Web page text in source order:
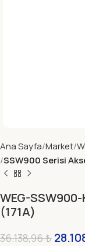
Ana Sayfa Market
SSW900 Serisi
WEG-
(171A)
36.138,96₺